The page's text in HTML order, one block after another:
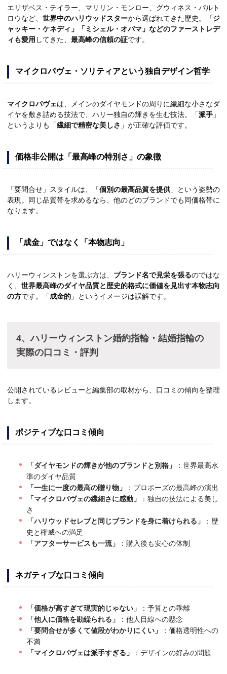
エリザベス・テイラー、マリリン・モンロー、グウィネス・パルト
ロウなど、 世界中のハリウッドスターから選ばれてきた歴史。
「ジ
ャッキー・ケネディ」「ミシェル・オバマ」などのファーストレデ
ィも愛用 してきた、 最高峰の信頼の証です。
マイクロパヴェ・ソリティアという独自デザイン哲学
マイクロパヴェは、メインのダイヤモンドの周りに繊細な小さなダ
イヤを敷き詰める技法で、ハリー独自の輝きを生む技法。「派手 」
というよりも「繊細で精密な美しさ 」が正確な評価です。
価格非公開は「最高峰の特別さ」の象徴
「要問合せ」スタイルは、「個別の最高品質を提供 」という姿勢の
表現。同じ品質帯を求めるなら、他のどのブランドでも同価格帯に
なります。
「成金」ではなく「本物志向」
ハリーウィンストンを選ぶ方は、 ブランド名で見栄を張るのではな
く、 世界最高峰のダイヤ品質と歴史的格式に価値を見出す本物志向
の方です。「成金的 」というイメージは誤解です。
4、ハリーウィンストン婚約指輪・結婚指輪の
実際の口コミ・評判
公開されているレビューと編集部の取材から、口コミの傾向を整理
します。
ポジティブな口コミ傾向
「ダイヤモンドの輝きが他のブランドと別格」
：世界最高水
準のダイヤ品質
「一生に一度の最高の贈り物」
：プロポーズの最高峰の演出
「マイクロパヴェの繊細さに感動」
：独自の技法による美し
さ
「ハリウッドセレブと同じブランドを身に着けられる」
：歴
史と権威への満足
「アフターサービスも一流」
：購入後も安心の体制
ネガティブな口コミ傾向
「価格が高すぎて現実的じゃない」
：予算との乖離
「他人に価格を勘繰られる」
：他人目線への懸念
「要問合せが多くて値段がわかりにくい」
：価格透明性への
不満
「マイクロパヴェは派手すぎる」
：デザインの好みの問題